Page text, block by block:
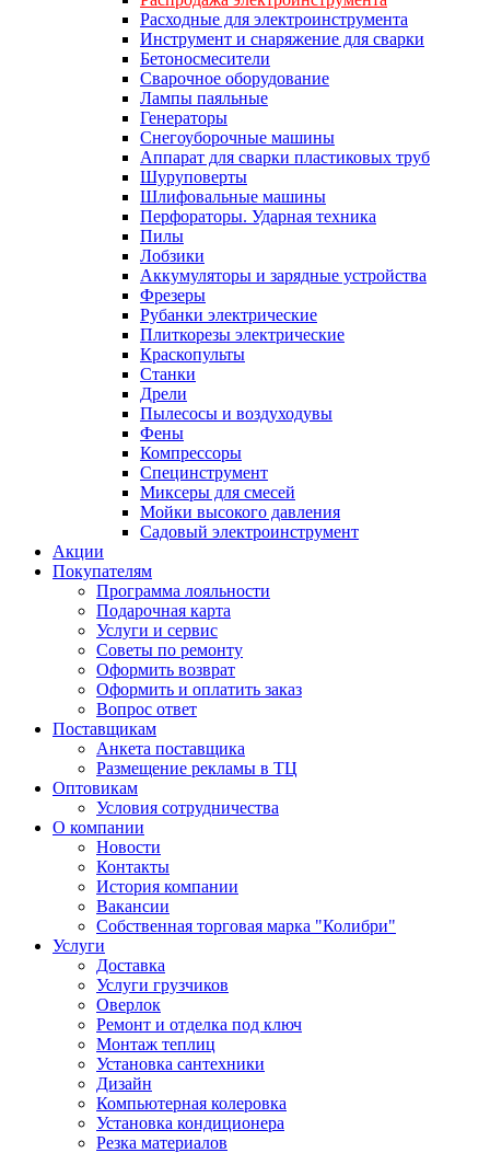
Расходные для электроинструмента
Инструмент и снаряжение для сварки
Бетоносмесители
Сварочное оборудование
Лампы паяльные
Генераторы
Снегоуборочные машины
Аппарат для сварки пластиковых труб
Шуруповерты
Шлифовальные машины
Перфораторы. Ударная техника
Пилы
Лобзики
Аккумуляторы и зарядные устройства
Фрезеры
Рубанки электрические
Плиткорезы электрические
Краскопульты
Станки
Дрели
Пылесосы и воздуходувы
Фены
Компрессоры
Специнструмент
Миксеры для смесей
Мойки высокого давления
Садовый электроинструмент
Акции
Покупателям
Программа лояльности
Подарочная карта
Услуги и сервис
Советы по ремонту
Оформить возврат
Оформить и оплатить заказ
Вопрос ответ
Поставщикам
Анкета поставщика
Размещение рекламы в ТЦ
Оптовикам
Условия сотрудничества
О компании
Новости
Контакты
История компании
Вакансии
Собственная торговая марка "Колибри"
Услуги
Доставка
Услуги грузчиков
Оверлок
Ремонт и отделка под ключ
Монтаж теплиц
Установка сантехники
Дизайн
Компьютерная колеровка
Установка кондиционера
Резка материалов